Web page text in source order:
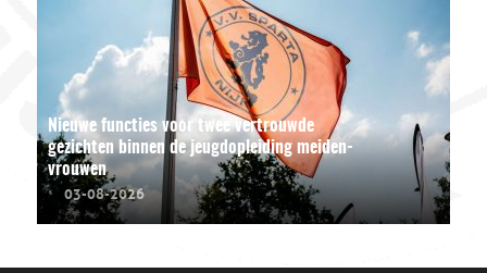
Nieuwe functies voor twee vertrouwde
gezichten binnen de jeugdopleiding meiden-
vrouwen
03-08-2026